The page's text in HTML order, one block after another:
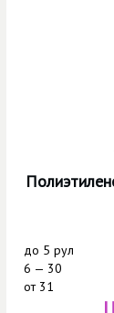
до 5 рул
6 — 30
от31